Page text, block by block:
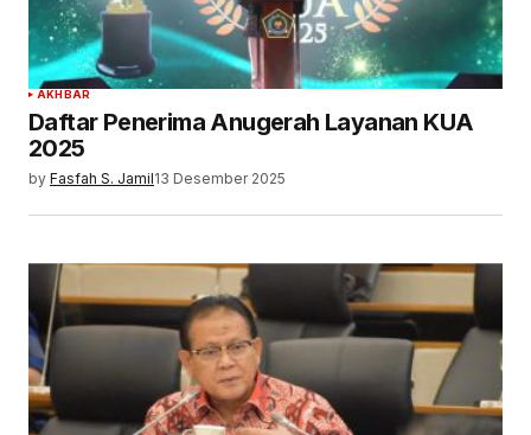
AKHBAR
Daftar Penerima Anugerah Layanan KUA
2025
by Fasfah S. Jamil13 Desember 2025